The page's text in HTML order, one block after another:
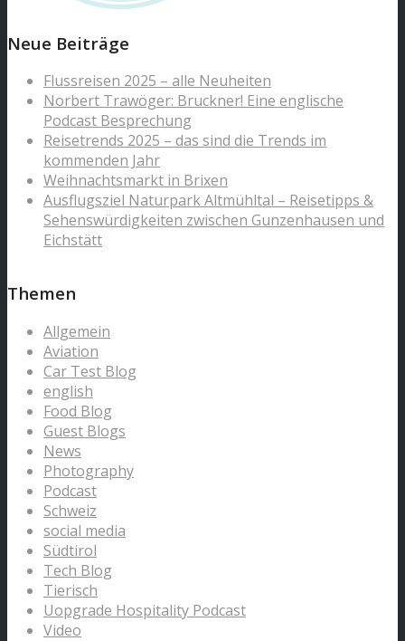
Neue Beiträge
Flussreisen 2025 – alle Neuheiten
Norbert Trawöger: Bruckner! Eine englische
Podcast Besprechung
Reisetrends 2025 – das sind die Trends im
kommenden Jahr
Weihnachtsmarkt in Brixen
Ausflugsziel Naturpark Altmühltal – Reisetipps &
Sehenswürdigkeiten zwischen Gunzenhausen und
Eichstätt
Themen
Allgemein
Aviation
Car Test Blog
english
Food Blog
Guest Blogs
News
Photography
Podcast
Schweiz
social media
Südtirol
Tech Blog
Tierisch
Uopgrade Hospitality Podcast
Video